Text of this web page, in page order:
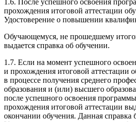
прохождения итоговой аттестации
Удостоверение о повышении
Обучающемуся, не прошедшему
выдается справка об обучении.
1.7. Если на момент успешного
и прохождения итоговой аттестации
в процессе получения среднего
образования и (или) высшего
после успешного освоения
прохождения итоговой аттестации
окончании обучения. Данная справка